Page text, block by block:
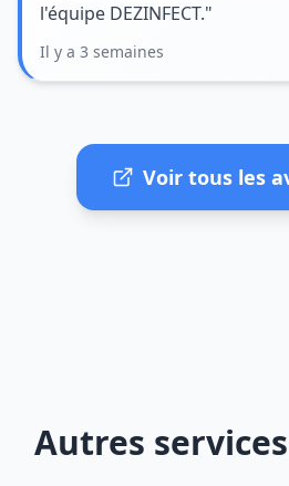
l'équipe DEZINFECT."
Il y a 3 semaines
Voir tous les
Autres